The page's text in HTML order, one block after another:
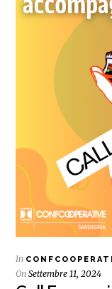
In
OnSettembre 11, 2024